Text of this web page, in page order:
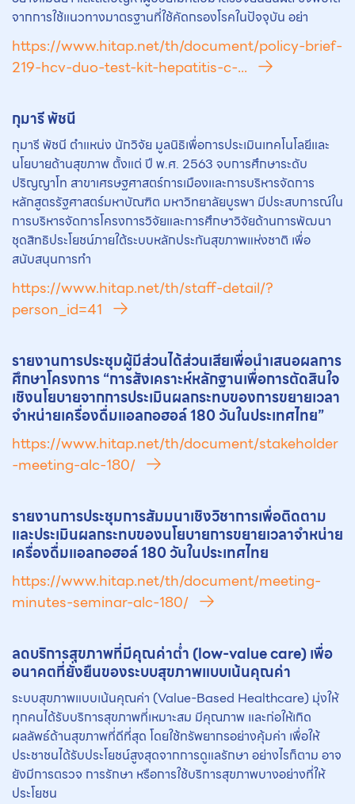
จากการใช้แนวทางมาตรฐานที่ใช้คัดกรองโรคในปัจจุบัน อย่า
https://www.hitap.net/th/document/policy-brief-
219-hcv-duo-test-kit-hepatitis-c-...
กุมารี พัชนี
กุมารี พัชนี ตำแหน่ง นักวิจัย มูลนิธิเพื่อการประเมินเทคโนโลยีและ
นโยบายด้านสุขภาพ ตั้งแต่ ปี พ.ศ. 2563 จบการศึกษาระดับ
ปริญญาโท สาขาเศรษฐศาสตร์การเมืองและการบริหารจัดการ
หลักสูตรรัฐศาสตร์มหาบัณฑิต มหาวิทยาลัยบูรพา มีประสบการณ์ใน
การบริหารจัดการโครงการวิจัยและการศึกษาวิจัยด้านการพัฒนา
ชุดสิทธิประโยชน์ภายใต้ระบบหลักประกันสุขภาพแห่งชาติ เพื่อ
สนับสนุนการทำ
https://www.hitap.net/th/staff-detail/?
person_id=41
รายงานการประชุมผู้มีส่วนได้ส่วนเสียเพื่อนำเสนอผลการ
ศึกษาโครงการ “การสังเคราะห์หลักฐานเพื่อการตัดสินใจ
เชิงนโยบายจากการประเมินผลกระทบของการขยายเวลา
จำหน่ายเครื่องดื่มแอลกอฮอล์ 180 วันในประเทศไทย”
https://www.hitap.net/th/document/stakeholder
-meeting-alc-180/
รายงานการประชุมการสัมมนาเชิงวิชาการเพื่อติดตาม
และประเมินผลกระทบของนโยบายการขยายเวลาจำหน่าย
เครื่องดื่มแอลกอฮอล์ 180 วันในประเทศไทย
https://www.hitap.net/th/document/meeting-
minutes-seminar-alc-180/
ลดบริการสุขภาพที่มีคุณค่าต่ำ (low-value care) เพื่อ
อนาคตที่ยั่งยืนของระบบสุขภาพแบบเน้นคุณค่า
ระบบสุขภาพแบบเน้นคุณค่า (Value-Based Healthcare) มุ่งให้
ทุกคนได้รับบริการสุขภาพที่เหมาะสม มีคุณภาพ และก่อให้เกิด
ผลลัพธ์ด้านสุขภาพที่ดีที่สุด โดยใช้ทรัพยากรอย่างคุ้มค่า เพื่อให้
ประชาชนได้รับประโยชน์สูงสุดจากการดูแลรักษา อย่างไรก็ตาม อาจ
ยังมีการตรวจ การรักษา หรือการใช้บริการสุขภาพบางอย่างที่ให้
ประโยชน